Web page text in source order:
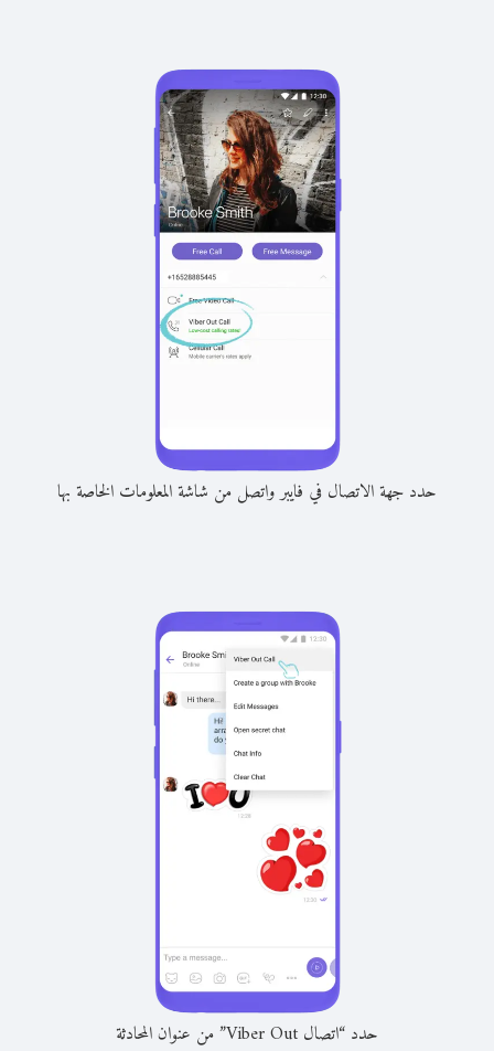
حدد جهة الاتصال في فايبر واتصل من شاشة المعلومات الخاصة بها
حدد “اتصال Viber Out” من عنوان المحادثة